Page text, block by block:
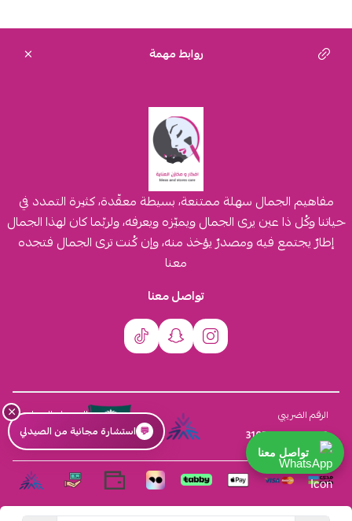
روابط مهمة
مفاهيم الجمال سهلة ممتنعة، بسيطة معقّدة، كثيرة التمدد في
حياتنا وكُل ذا عين يرى الجمال ويميّزه ويعرفه، ولربّما كان لهذا الجمال
إطارٌ يجتمع فيه ومصدرٌ يؤخذ منه، وإن كُنت ترى الجمال فتجده
معنا
تواصل معنا
الرقم الضريبي
310555259800003
السجل التجاري
4030431116
تواصل معنا
×
💬 استشارة مجانية من الصيدلي